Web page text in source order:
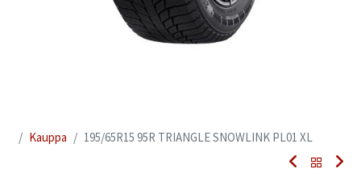
Kauppa 195/65R15 95R TRIANGLE SNOWLINK PL01 XL